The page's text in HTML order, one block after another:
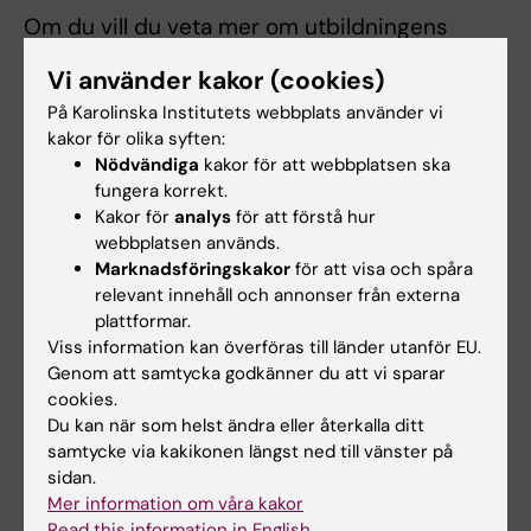
Om du vill du veta mer om utbildningens
Programöversikt
Termin 1
2SP032 Vetenskaplig teori och metod i omvårdnad
(7,5 hp)
2SP044 Medicinsk vetenskap inom akutsjukvård
(7,5)
2AN009 Anestesisjukvård - perioperativ
omvårdnad 1 (15 hp)
Vi använder kakor (cookies)
På Karolinska Institutets webbplats använder vi
kakor för olika syften:
Nödvändiga kakor för att webbplatsen ska
fungera korrekt.
Kakor för analys för att förstå hur
webbplatsen används.
Marknadsföringskakor för att visa och spåra
relevant innehåll och annonser från externa
plattformar.
Viss information kan överföras till länder utanför EU.
Genom att samtycka godkänner du att vi sparar
cookies.
Du kan när som helst ändra eller återkalla ditt
samtycke via kakikonen längst ned till vänster på
sidan.
Mer information om våra kakor